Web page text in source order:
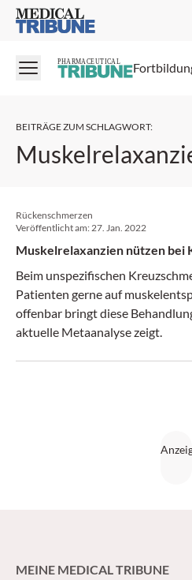
Medical Tribune
PHARMACEUTICAL
BEITRÄGE ZUM SCHLAGWORT:
Rückenschmerzen
Veröffentlicht am: 27. Jan. 2022
Muskelrelaxanzien nützen bei
Beim unspezifischen
Patienten gerne auf
offenbar bringt diese
aktuelle Metaanalyse zeigt.
MEINE MEDICAL TRIBUNE